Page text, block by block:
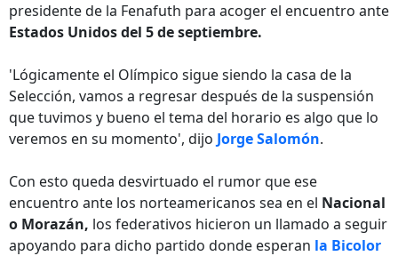
presidente de la Fenafuth para acoger el encuentro ante
Estados Unidos del 5 de septiembre.
'Lógicamente el Olímpico sigue siendo la casa de la
Selección, vamos a regresar después de la suspensión
que tuvimos y bueno el tema del horario es algo que lo
veremos en su momento', dijo Jorge Salomón.
Con esto queda desvirtuado el rumor que ese
encuentro ante los norteamericanos sea en el Nacional
o Morazán, los federativos hicieron un llamado a seguir
apoyando para dicho partido donde esperan la Bicolor